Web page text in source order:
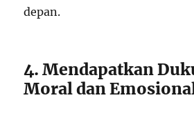
depan.
4. Mendapatkan
Moral dan